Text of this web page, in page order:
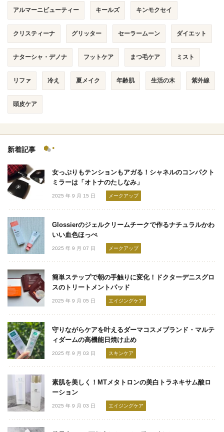
アルマーニビューティー キールズ キンモクセイ
クリスティーナ グリッター セーラームーン ダイエット
ナターシャ・デノナ フットケア まつ毛ケア ミスト
リファ 冷え 夏メイク 年齢肌 生活の木 紫外線
頭皮ケア
新着記事
女っぷりもテンションもアガる！シャネルのコンパクト
ミラーは「オトナのたしなみ」
2025 年 9 月 15 日 メークアップ
Glossierのジェルクリームチークで作るナチュラルかわ
いい血色ほっぺ
2025 年 9 月 07 日 メークアップ
簡単ステップで朝の手触りに変化！ドクターデニスグロ
スのトリートメントパッド
2025 年 9 月 05 日 エイジングケア
守りながらケアを叶えるダーマコスメブランド・マルテ
ィダームの高機能日焼け止め
2025 年 9 月 03 日 スキンケア
素肌を美しく！MTメタトロンの美白トラネキサム酸ロ
ーション
2025 年 9 月 03 日 エイジングケア